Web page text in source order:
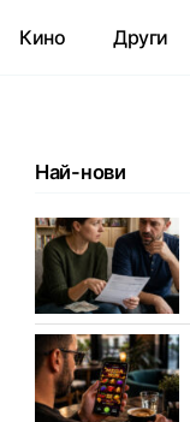
Кино Други
Най-нови